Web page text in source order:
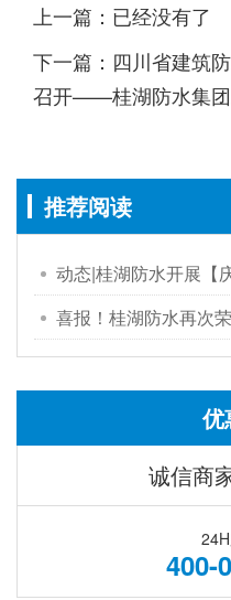
上一篇：已经没有了
下一篇：四川省建筑
召开——桂湖防水集团
推荐阅读
动态|桂湖防水开展【
赛活动
喜报！桂湖防水再次
强”、“2022中国最具
优
诚信商
400-